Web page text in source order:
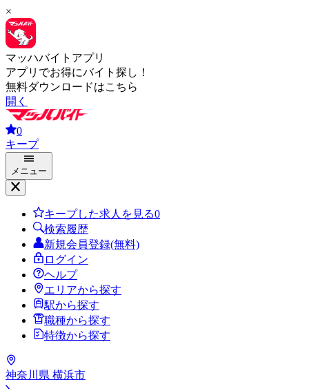
×
マッハバイトアプリ
アプリでお得にバイト探し！
無料ダウンロードはこちら
開く
0
キープ
メニュー
キープした求人を見る0
検索履歴
新規会員登録(無料)
ログイン
ヘルプ
エリアから探す
駅から探す
職種から探す
特徴から探す
神奈川県 横浜市